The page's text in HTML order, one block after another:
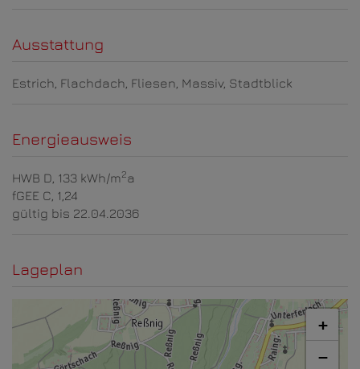
Ausstattung
Estrich Flachdach Fliesen Massiv Stadtblick
Energieausweis
HWB D, 133 kWh/m2a
fGEE C, 1,24
gültig bis 22.04.2036
Lageplan
+
−